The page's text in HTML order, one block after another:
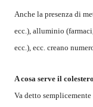
Anche la presenza di
ecc.), alluminio
ecc.), ecc. creano
A cosa serve il
Va detto